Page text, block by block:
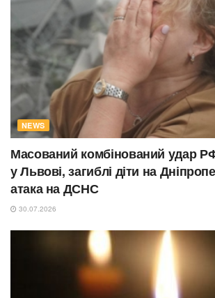
NEWS
Масований комбінований удар
у Львові, загиблі діти на
атака на ДСНС
30.07.2026